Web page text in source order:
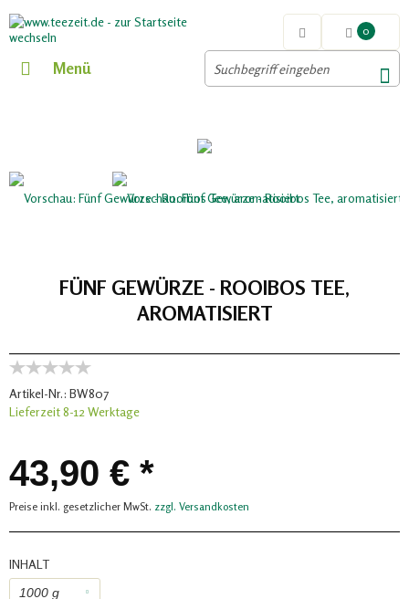
0
Menü
FÜNF GEWÜRZE - ROOIBOS TEE,
AROMATISIERT
Artikel-Nr.: BW807
Lieferzeit 8-12 Werktage
43,90 € *
Preise inkl. gesetzlicher MwSt. zzgl. Versandkosten
INHALT